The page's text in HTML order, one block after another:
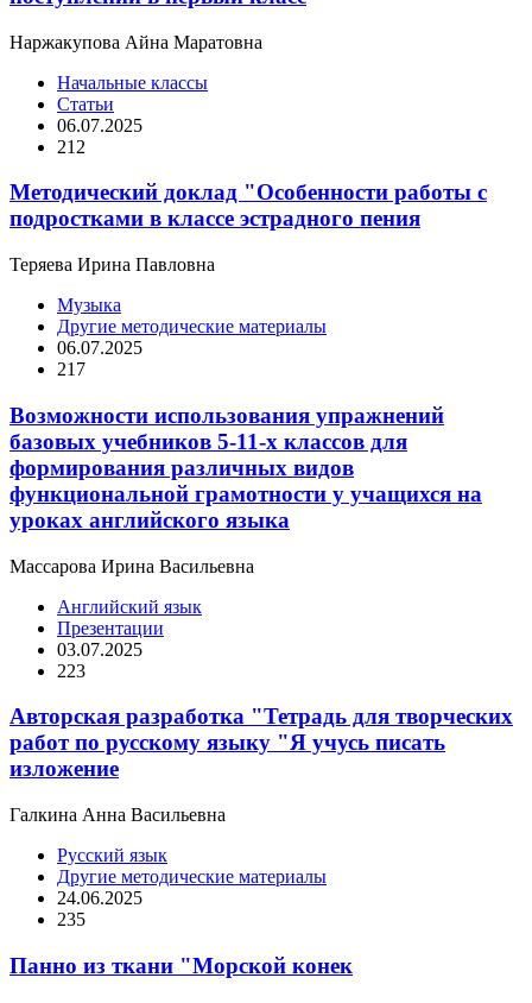
Наржакупова Айна Маратовна
Начальные классы
Статьи
06.07.2025
212
Методический доклад "Особенности работы с
подростками в классе эстрадного пения
Теряева Ирина Павловна
Музыка
Другие методические материалы
06.07.2025
217
Возможности использования упражнений
базовых учебников 5-11-х классов для
формирования различных видов
функциональной грамотности у учащихся на
уроках английского языка
Массарова Ирина Васильевна
Английский язык
Презентации
03.07.2025
223
Авторская разработка "Тетрадь для творческих
работ по русскому языку "Я учусь писать
изложение
Галкина Анна Васильевна
Русский язык
Другие методические материалы
24.06.2025
235
Панно из ткани "Морской конек